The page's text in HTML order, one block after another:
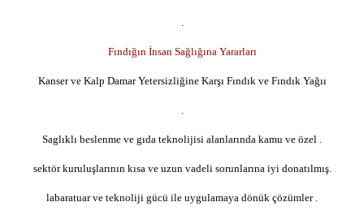
Fındığın İnsan Sağlığına Yararları
Kanser ve Kalp Damar Yetersizliğine Karşı Fındık ve Fındık Yağıı
Saglıklı beslenme ve gıda teknolijisi alanlarında kamu ve özel .
sektör kuruluşlarının kısa ve uzun vadeli sorunlarına iyi donatılmış.
labaratuar ve teknoliji gücü ile uygulamaya dönük çözümler .